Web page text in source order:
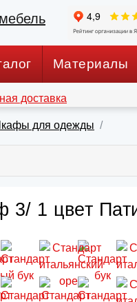
Материалы
для одежды
3/ 1 цвет